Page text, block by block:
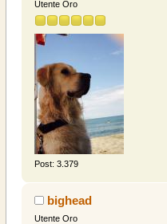
Utente Oro
Post: 3.379
bighead
Utente Oro